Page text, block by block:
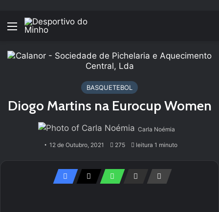
Menu
BASQUETEBOL
Diogo Martins na Eurocup Women
Carla Noémia
12 de Outubro, 2021 275 leitura 1 minuto